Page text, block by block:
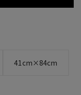
41cm×84cm